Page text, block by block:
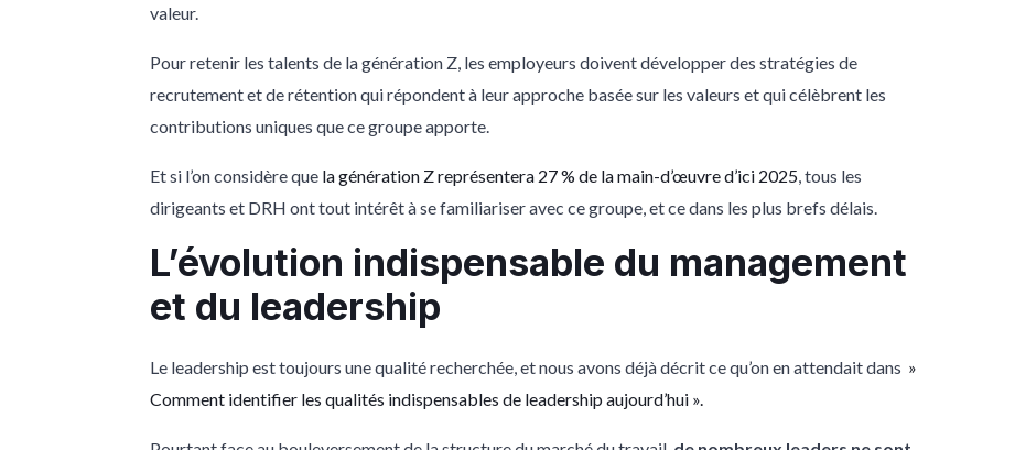
valeur.
Pour retenir les talents de la génération Z, les employeurs doivent développer des stratégies de
recrutement et de rétention qui répondent à leur approche basée sur les valeurs et qui célèbrent les
contributions uniques que ce groupe apporte.
Et si l’on considère que la génération Z représentera 27 % de la main-d’œuvre d’ici 2025 , tous les
dirigeants et DRH ont tout intérêt à se familiariser avec ce groupe, et ce dans les plus brefs délais.
L’évolution indispensable du management
et du leadership
Le leadership est toujours une qualité recherchée, et nous avons déjà décrit ce qu’on en attendait dans »
Comment identifier les qualités indispensables de leadership aujourd’hui ».